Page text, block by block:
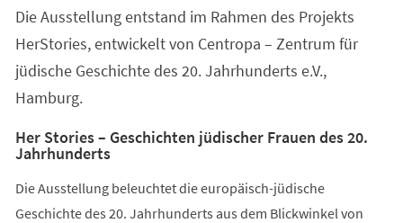
Die Ausstellung entstand im Rahmen des Projekts
HerStories, entwickelt von Centropa – Zentrum für
jüdische Geschichte des 20. Jahrhunderts e.V.,
Hamburg.
Her Stories – Geschichten jüdischer Frauen des 20.
Jahrhunderts
Die Ausstellung beleuchtet die europäisch-jüdische
Geschichte des 20. Jahrhunderts aus dem Blickwinkel von